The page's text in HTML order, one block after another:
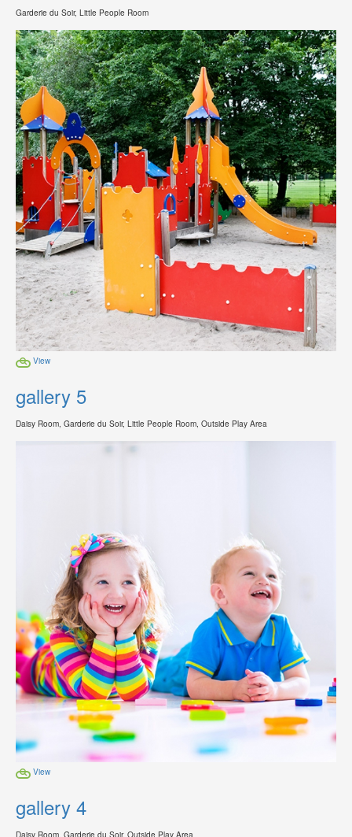
Garderie du Soir, Little People Room
View
gallery 5
Daisy Room, Garderie du Soir, Little People Room, Outside Play Area
View
gallery 4
Daisy Room, Garderie du Soir, Outside Play Area